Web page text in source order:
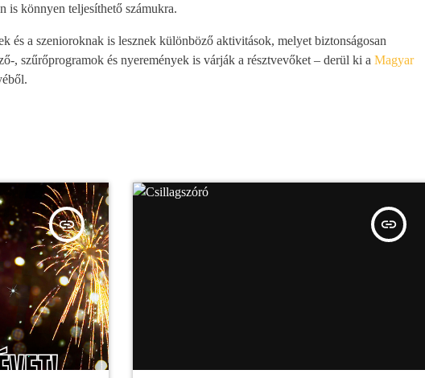
is könnyen teljesíthető számukra.
és a szenioroknak is lesznek különböző aktivitások, melyet biztonságosan
, szűrőprogramok és nyeremények is várják a résztvevőket – derül ki a Magyar
insert_link insert_link